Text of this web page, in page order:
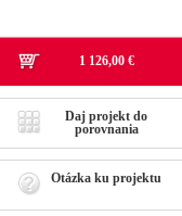
1 126,00 €
Daj projekt do
porovnania
Otázka ku projektu